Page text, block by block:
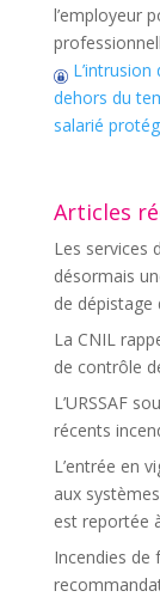
l’employeur
L’intrusion
dehors du
salarié
Articles
Les services
désormais
de dépistage
La CNIL
de contrôle
L’URSSAF
récents
L’entrée en
aux
est reportée
Incendies de